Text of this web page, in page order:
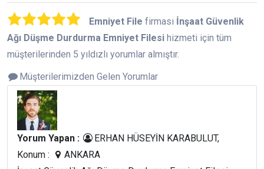
Emniyet File firması İnşaat Güvenlik
Ağı Düşme Durdurma Emniyet Filesi hizmeti için tüm
müşterilerinden 5 yıldızlı yorumlar almıştır.
Müşterilerimizden Gelen Yorumlar
Yorum Yapan :
ERHAN HÜSEYİN KARABULUT,
Konum :
ANKARA